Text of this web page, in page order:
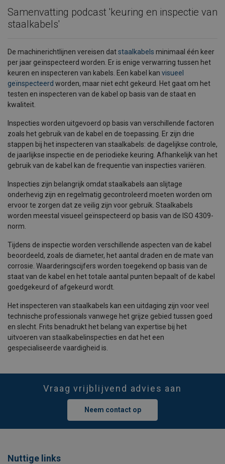
Samenvatting podcast 'keuring en inspectie van
staalkabels'
De machinerichtlijnen vereisen datstaalkabels minimaal één keer
per jaar geïnspecteerd worden. Er is enige verwarring tussen het
keuren en inspecteren van kabels. Een kabel kan visueel
geïnspecteerd worden, maar niet echt gekeurd. Het gaat om het
testen en inspecteren van de kabel op basis van de staat en
kwaliteit.
Inspecties worden uitgevoerd op basis van verschillende factoren
zoals het gebruik van de kabel en de toepassing. Er zijn drie
stappen bij het inspecteren van staalkabels: de dagelijkse controle,
de jaarlijkse inspectie en de periodieke keuring. Afhankelijk van het
gebruik van de kabel kan de frequentie van inspecties variëren.
Inspecties zijn belangrijk omdat staalkabels aan slijtage
onderhevig zijn en regelmatig gecontroleerd moeten worden om
ervoor te zorgen dat ze veilig zijn voor gebruik. Staalkabels
worden meestal visueel geïnspecteerd op basis van de ISO 4309-
norm.
Tijdens de inspectie worden verschillende aspecten van de kabel
beoordeeld, zoals de diameter, het aantal draden en de mate van
corrosie. Waarderingscijfers worden toegekend op basis van de
staat van de kabel en het totale aantal punten bepaalt of de kabel
goedgekeurd of afgekeurd wordt.
Het inspecteren van staalkabels kan een uitdaging zijn voor veel
technische professionals vanwege het grijze gebied tussen goed
en slecht. Frits benadrukt het belang van expertise bij het
uitvoeren van staalkabelinspecties en dat het een
gespecialiseerde vaardigheid is.
Vraag vrijblijvend advies aan
Neem contact op
Nuttige links